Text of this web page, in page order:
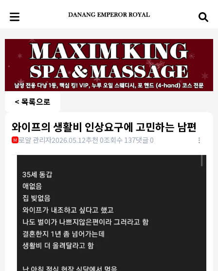
< 목록으로
와이프의 생활비 인상요구에 고민하는 남편
M 로얄 관리자2026.05.12추천 0조회수 137댓글 0